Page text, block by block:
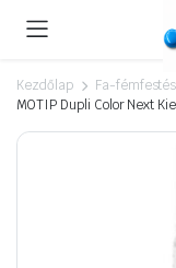
Kezdőlap
Fa-
MOTIP Dupli Color Next